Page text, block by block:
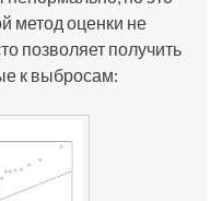
метод оценки не
позволяет получить
к выбросам: